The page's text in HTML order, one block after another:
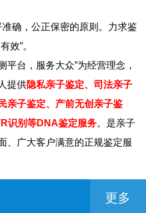
确，公正保密的原则。力求鉴
效”。
平台，服务大众”为经营理念，
提供隐私亲子鉴定、司法亲子
亲子鉴定、产前无创亲子鉴
识别等DNA鉴定服务。是亲子
、广大客户满意的正规鉴定服
更多